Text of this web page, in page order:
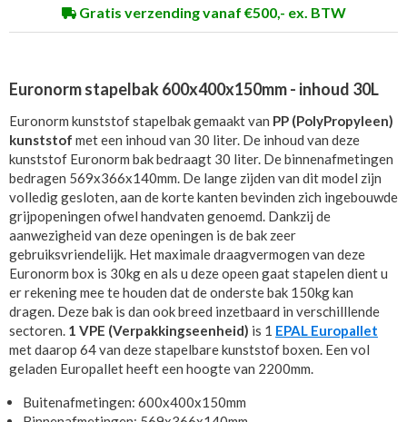
Gratis verzending vanaf €500,- ex. BTW
Euronorm stapelbak 600x400x150mm - inhoud 30L
Euronorm kunststof stapelbak gemaakt van PP (PolyPropyleen)
kunststof met een inhoud van 30 liter. De inhoud van deze
kunststof Euronorm bak bedraagt 30 liter. De binnenafmetingen
bedragen 569x366x140mm. De lange zijden van dit model zijn
volledig gesloten, aan de korte kanten bevinden zich ingebouwde
grijpopeningen ofwel handvaten genoemd. Dankzij de
aanwezigheid van deze openingen is de bak zeer
gebruiksvriendelijk. Het maximale draagvermogen van deze
Euronorm box is 30kg en als u deze opeen gaat stapelen dient u
er rekening mee te houden dat de onderste bak 150kg kan
dragen. Deze bak is dan ook breed inzetbaard in verschilllende
sectoren. 1 VPE (Verpakkingseenheid) is 1 EPAL Europallet
met daarop 64 van deze stapelbare kunststof boxen. Een vol
geladen Europallet heeft een hoogte van 2200mm.
Buitenafmetingen: 600x400x150mm